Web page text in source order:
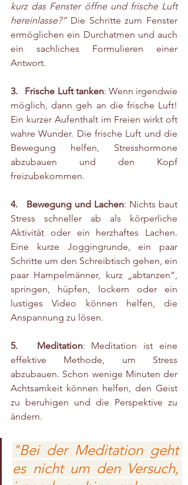
kurz das Fenster öffne und frische Luft
hereinlasse?“ Die Schritte zum Fenster
ermöglichen ein Durchatmen und auch
ein sachliches Formulieren einer
Antwort.
3.   Frische Luft tanken: Wenn irgendwie
möglich, dann geh an die frische Luft!
Ein kurzer Aufenthalt im Freien wirkt oft
wahre Wunder. Die frische Luft und die
Bewegung helfen, Stresshormone
abzubauen und den Kopf
freizubekommen.
4.   Bewegung und Lachen: Nichts baut
Stress schneller ab als körperliche
Aktivität oder ein herzhaftes Lachen.
Eine kurze Joggingrunde, ein paar
Schritte um den Schreibtisch gehen, ein
paar Hampelmänner, kurz „abtanzen“,
springen, hüpfen, lockern oder ein
lustiges Video können helfen, die
Anspannung zu lösen.
5.   Meditation: Meditation ist eine
effektive Methode, um Stress
abzubauen. Schon wenige Minuten der
Achtsamkeit können helfen, den Geist
zu beruhigen und die Perspektive zu
ändern.
"Bei der Meditation geht
es nicht um den Versuch,